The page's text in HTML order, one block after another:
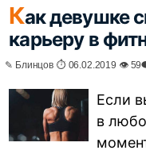
Как девушке
карьеру в
✎ Блинцов ⏱ 06.02.2019 👁 59
Если
в